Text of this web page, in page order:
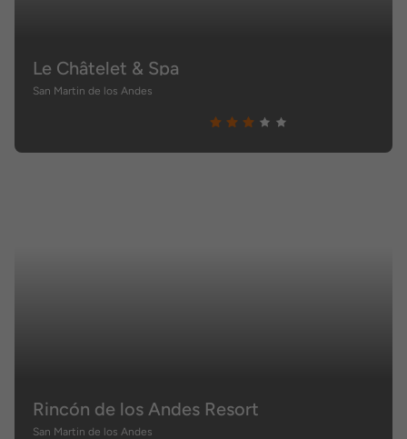
Le Châtelet & Spa
San Martin de los Andes
Rincón de los Andes Resort
San Martin de los Andes